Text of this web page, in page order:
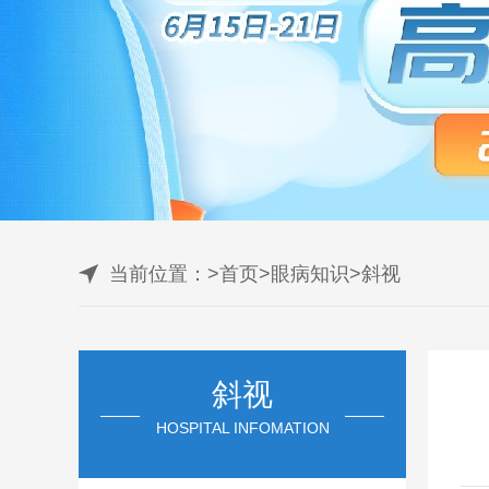
当前位置： >首页>眼病知识>斜视
斜视
HOSPITAL INFOMATION